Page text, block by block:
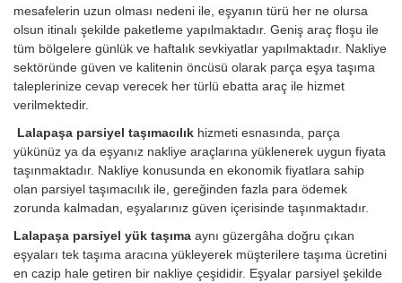
mesafelerin uzun olması nedeni ile, eşyanın türü her ne olursa
olsun itinalı şekilde paketleme yapılmaktadır. Geniş araç floşu ile
tüm bölgelere günlük ve haftalık sevkiyatlar yapılmaktadır. Nakliye
sektöründe güven ve kalitenin öncüsü olarak parça eşya taşıma
taleplerinize cevap verecek her türlü ebatta araç ile hizmet
verilmektedir.
Lalapaşa parsiyel taşımacılık hizmeti esnasında, parça
yükünüz ya da eşyanız nakliye araçlarına yüklenerek uygun fiyata
taşınmaktadır. Nakliye konusunda en ekonomik fiyatlara sahip
olan parsiyel taşımacılık ile, gereğinden fazla para ödemek
zorunda kalmadan, eşyalarınız güven içerisinde taşınmaktadır.
Lalapaşa parsiyel yük taşıma aynı güzergâha doğru çıkan
eşyaları tek taşıma aracına yükleyerek müşterilere taşıma ücretini
en cazip hale getiren bir nakliye çeşididir. Eşyalar parsiyel şekilde